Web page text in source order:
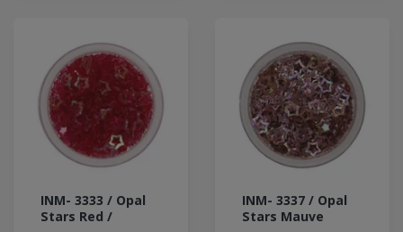
INM- 3333 / Opal
Stars Red /
INM- 3337 / Opal
Stars Mauve